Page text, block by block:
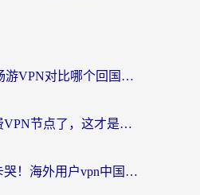
ChickCN VPN和畅游VPN对比哪个回国效果更好？海外党必看的回国加速器选择指南
别再苦苦寻找免费VPN节点了，这才是海外访问国内资源的正确姿势
别再被地区限制卡哭！海外用户vpn中国下载全攻略，无缝刷剧办公社交